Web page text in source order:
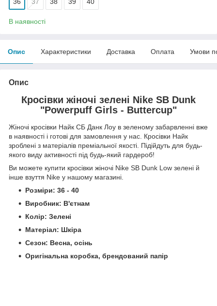
В наявності
Опис Характеристики Доставка Оплата Умови
Опис
Кросівки жіночі зелені Nike SB Dunk
"Powerpuff Girls - Buttercup"
Жіночі кросівки Найк СБ Данк Лоу в зеленому забарвленні вже
в наявності і готові для замовлення у нас. Кросівки Найк
зроблені з матеріалів преміальної якості. Підійдуть для будь-
якого виду активності під будь-який гардероб!
Ви можете купити кросівки жіночі Nike SB Dunk Low зелені й
інше взуття Nike у нашому магазині.
Розміри: 36 - 40
Виробник: В'єтнам
Колір: Зелені
Матеріал: Шкіра
Сезон: Весна, осінь
Оригінальна коробка, брендований папір